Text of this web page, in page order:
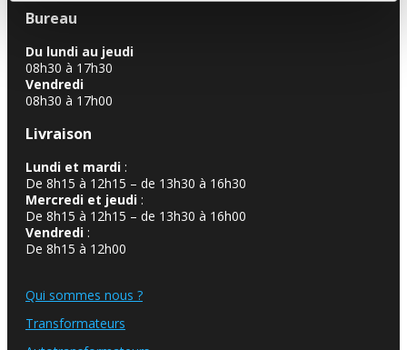
Bureau
Du lundi au jeudi
08h30 à 17h30
Vendredi
08h30 à 17h00
Livraison
Lundi et mardi :
De 8h15 à 12h15 – de 13h30 à 16h30
Mercredi et jeudi :
De 8h15 à 12h15 – de 13h30 à 16h00
Vendredi :
De 8h15 à 12h00
Qui sommes nous ?
Transformateurs